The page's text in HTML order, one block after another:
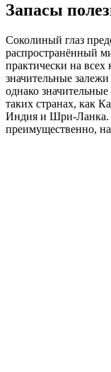
Запасы
Соколиный глаз
распространённый
практически на
значительные
однако
таких странах, как
Индия и Шри-Ланка.
преимущественно,